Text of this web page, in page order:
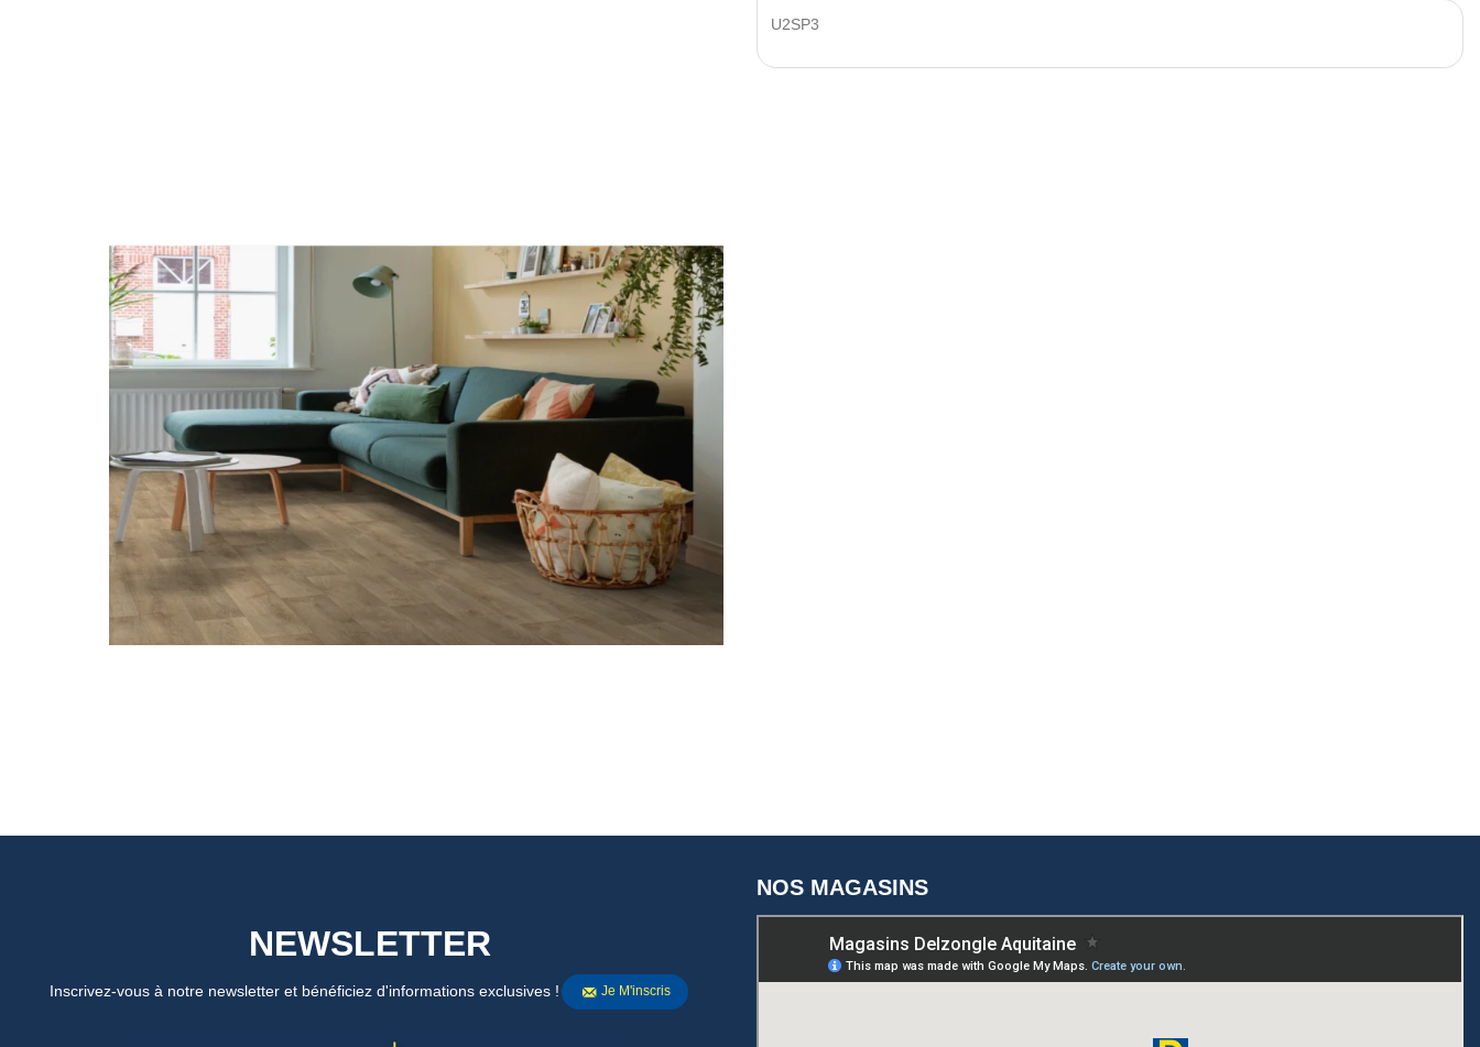
U2SP3
NEWSLETTER
Inscrivez-vous à notre newsletter et bénéficiez d'informations exclusives ! Je M'inscris
NOS MAGASINS